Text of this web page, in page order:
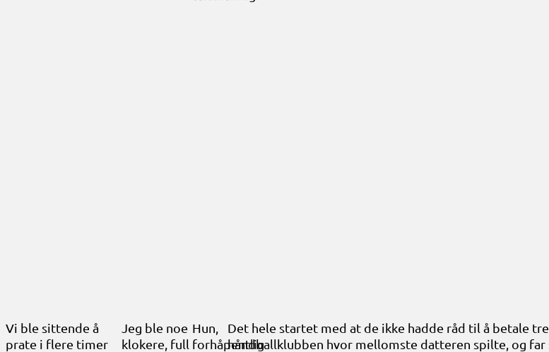
Vi ble sittende å
prate i flere timer
Jeg ble noe
klokere, full
Hun,
forhåpentlig
Det hele startet med at de ikke hadde råd til å betale
håndballklubben hvor mellomste datteren spilte, og far